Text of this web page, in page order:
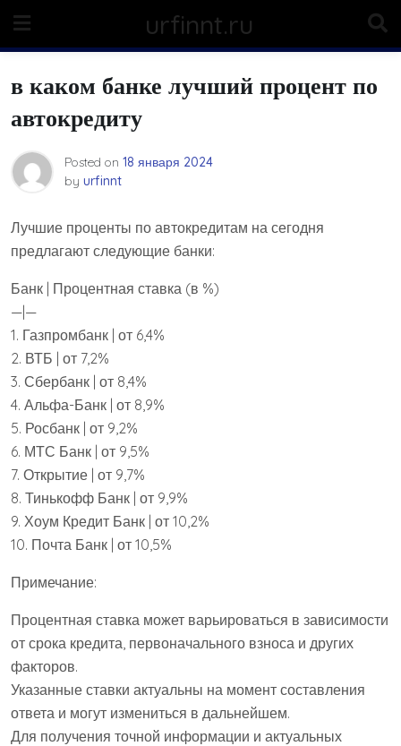
content
urfinnt.ru
в каком банке лучший процент по
автокредиту
Posted on 18 января 2024
by urfinnt
Лучшие проценты по автокредитам на сегодня
предлагают следующие банки:
Банк | Процентная ставка (в %)
—|—
1. Газпромбанк | от 6,4%
2. ВТБ | от 7,2%
3. Сбербанк | от 8,4%
4. Альфа-Банк | от 8,9%
5. Росбанк | от 9,2%
6. МТС Банк | от 9,5%
7. Открытие | от 9,7%
8. Тинькофф Банк | от 9,9%
9. Хоум Кредит Банк | от 10,2%
10. Почта Банк | от 10,5%
Примечание:
Процентная ставка может варьироваться в зависимости
от срока кредита, первоначального взноса и других
факторов.
Указанные ставки актуальны на момент составления
ответа и могут измениться в дальнейшем.
Для получения точной информации и актуальных